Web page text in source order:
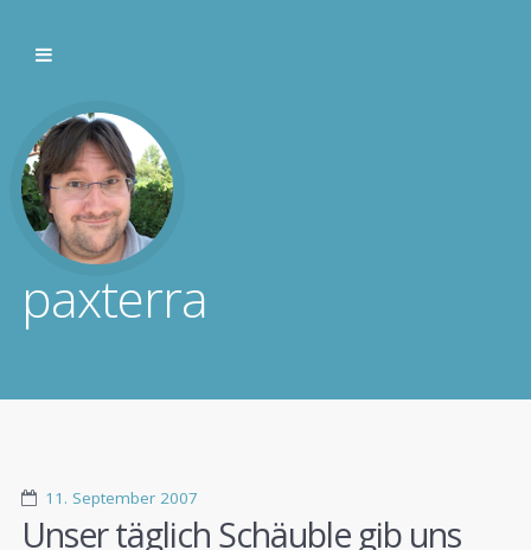
paxterra
11. September 2007
Unser täglich Schäuble gib uns